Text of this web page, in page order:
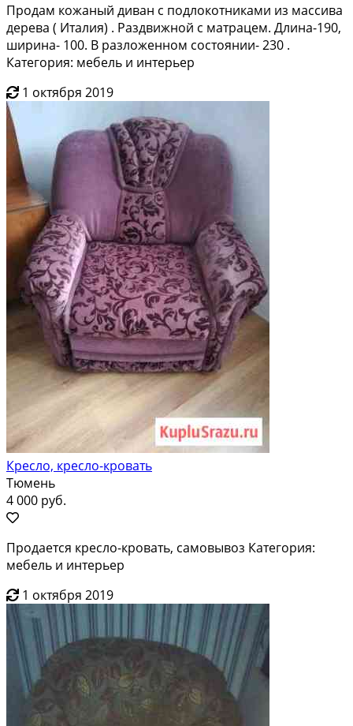
Продам кожаный диван с подлокотниками из массива
дерева ( Италия) . Раздвижной с матрацем. Длина-190,
ширина- 100. В разложенном состоянии- 230 .
Категория: мебель и интерьер
1 октября 2019
Кресло, кресло-кровать
Тюмень
4 000 руб.
Продается кресло-кровать, самовывоз Категория:
мебель и интерьер
1 октября 2019